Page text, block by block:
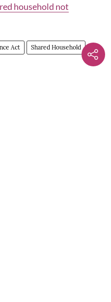
household not
Act Shared Household